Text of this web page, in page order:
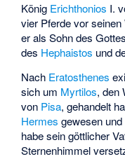
König Erichthonios I.
vier Pferde vor seinen
er als Sohn des
des Hephaistos und
Nach Eratosthenes
sich um Myrtilos, den
von Pisa, gehandelt
Hermes gewesen und
habe sein göttlicher
Sternenhimmel